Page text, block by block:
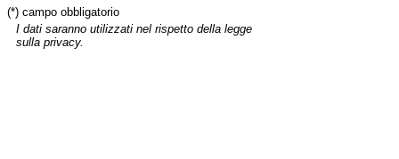
(*) campo obbligatorio
I dati saranno utilizzati nel rispetto della legge
sulla privacy.